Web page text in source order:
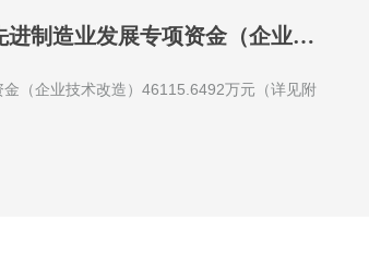
关于下达拨付2023年广东省先进制造业发展专项资金（企业技术改造）的通知
（企业技术改造）46115.6492万元（详见附